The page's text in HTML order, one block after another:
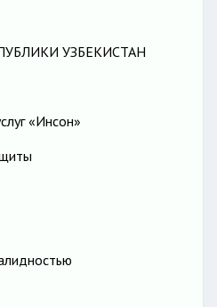
ребенка
УЗБЕКИСТАН
«Инсон»